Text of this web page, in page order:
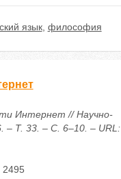
язык, философия
Интернет // Научно-
– Т. 33. – С. 6–10. – URL:
2495